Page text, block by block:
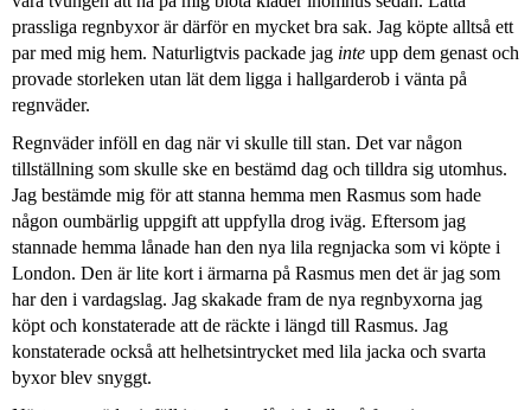
prassliga regnbyxor är därför en mycket bra sak. Jag köpte alltså ett
par med mig hem. Naturligtvis packade jag inteupp dem genast och
provade storleken utan lät dem ligga i hallgarderob i vänta på
regnväder.
Regnväder inföll en dag när vi skulle till stan. Det var någon
tillställning som skulle ske en bestämd dag och tilldra sig utomhus.
Jag bestämde mig för att stanna hemma men Rasmus som hade
någon oumbärlig uppgift att uppfylla drog iväg. Eftersom jag
stannade hemma lånade han den nya lila regnjacka som vi köpte i
London. Den är lite kort i ärmarna på Rasmus men det är jag som
har den i vardagslag. Jag skakade fram de nya regnbyxorna jag
köpt och konstaterade att de räckte i längd till Rasmus. Jag
konstaterade också att helhetsintrycket med lila jacka och svarta
byxor blev snyggt.